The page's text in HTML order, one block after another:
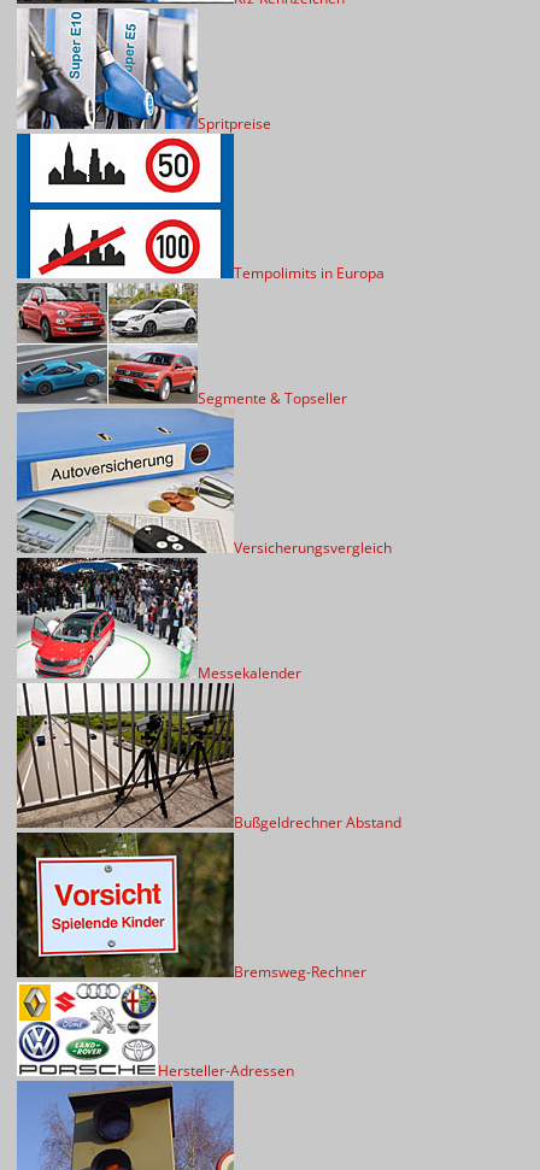
Spritpreise
Tempolimits in Europa
Segmente & Topseller
Versicherungsvergleich
Messekalender
Bußgeldrechner Abstand
Bremsweg-Rechner
Hersteller-Adressen